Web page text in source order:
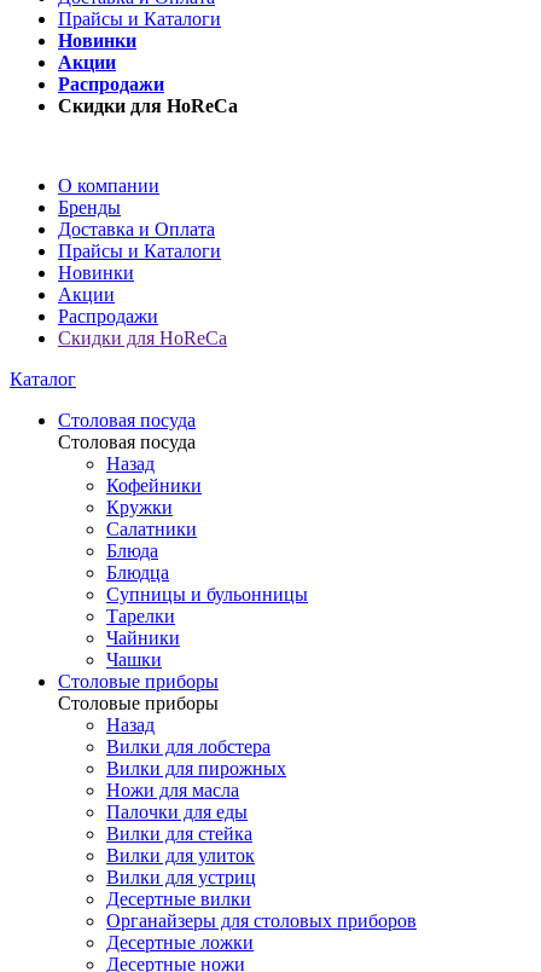
Прайсы и Каталоги
Новинки
Акции
Распродажи
Скидки для HoReCa
О компании
Бренды
Доставка и Оплата
Прайсы и Каталоги
Новинки
Акции
Распродажи
Скидки для HoReCa
Каталог
Столовая посуда
Столовая посуда
Назад
Кофейники
Кружки
Салатники
Блюда
Блюдца
Супницы и бульонницы
Тарелки
Чайники
Чашки
Cтоловые приборы
Cтоловые приборы
Назад
Вилки для лобстера
Вилки для пирожных
Ножи для масла
Палочки для еды
Вилки для стейка
Вилки для улиток
Вилки для устриц
Десертные вилки
Органайзеры для столовых приборов
Десертные ложки
Десертные ножи